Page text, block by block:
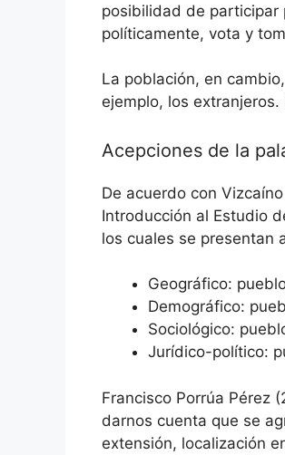
posibilidad de participar
políticamente, vota y
La población, en
ejemplo, los
Acepciones de la
De acuerdo con
Introducción al Estudio
los cuales se presentan
Geográfico:
Demográfico:
Sociológico:
Jurídico-político:
Francisco Porrúa Pérez
darnos cuenta que se
extensión, localización